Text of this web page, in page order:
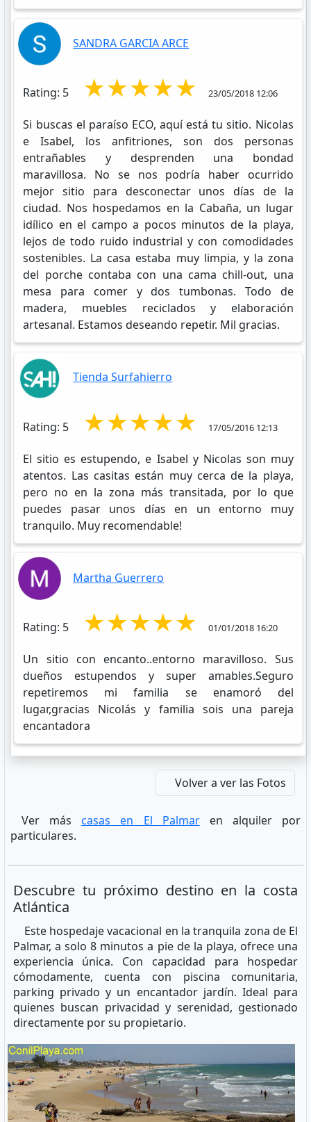
SANDRA GARCIA ARCE
Rating: 5 ★★★★★ 23/05/2018 12:06
Si buscas el paraíso ECO, aquí está tu sitio. Nicolas
e Isabel, los anfitriones, son dos personas
entrañables y desprenden una bondad
maravillosa. No se nos podría haber ocurrido
mejor sitio para desconectar unos días de la
ciudad. Nos hospedamos en la Cabaña, un lugar
idílico en el campo a pocos minutos de la playa,
lejos de todo ruido industrial y con comodidades
sostenibles. La casa estaba muy limpia, y la zona
del porche contaba con una cama chill-out, una
mesa para comer y dos tumbonas. Todo de
madera, muebles reciclados y elaboración
artesanal. Estamos deseando repetir. Mil gracias.
Tienda Surfahierro
Rating: 5 ★★★★★ 17/05/2016 12:13
El sitio es estupendo, e Isabel y Nicolas son muy
atentos. Las casitas están muy cerca de la playa,
pero no en la zona más transitada, por lo que
puedes pasar unos días en un entorno muy
tranquilo. Muy recomendable!
Martha Guerrero
Rating: 5 ★★★★★ 01/01/2018 16:20
Un sitio con encanto..entorno maravilloso. Sus
dueños estupendos y super amables.Seguro
repetiremos mi familia se enamoró del
lugar,gracias Nicolás y familia sois una pareja
encantadora
Volver a ver las Fotos
Ver máscasas en El Palmaren alquiler por
particulares.
Descubre tu próximo destino en la costa
Atlántica
Este hospedaje vacacional en la tranquila zona de El
Palmar, a solo 8 minutos a pie de la playa, ofrece una
experiencia única. Con capacidad para hospedar
cómodamente, cuenta con piscina comunitaria,
parking privado y un encantador jardín. Ideal para
quienes buscan privacidad y serenidad, gestionado
directamente por su propietario.